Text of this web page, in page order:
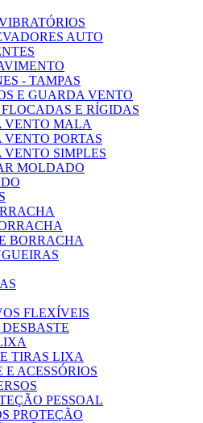
AUTO
- TAMPAS
E GUARDA VENTO
E RÍGIDAS
VENTO MALA
PORTAS
SIMPLES
MOLDADO
BORRACHA
FLEXÍVEIS
TIRAS LIXA
E ACESSÓRIOS
PESSOAL
PROTEÇÃO